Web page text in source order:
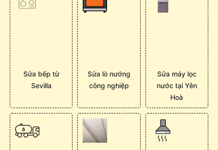
Sửa bếp từ
Sevilla
Sửa lò nướng
công nghiệp
Sửa máy lọc
nước tại Yên
Hoà